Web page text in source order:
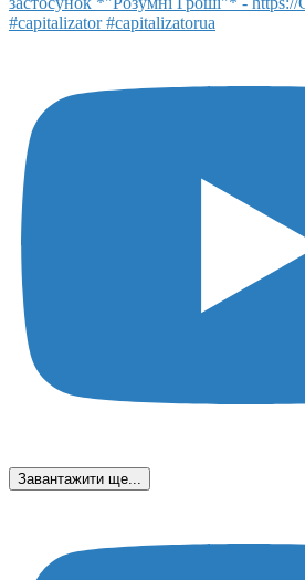
Завантажити ще...